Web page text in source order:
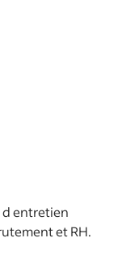
d entretien
et RH.